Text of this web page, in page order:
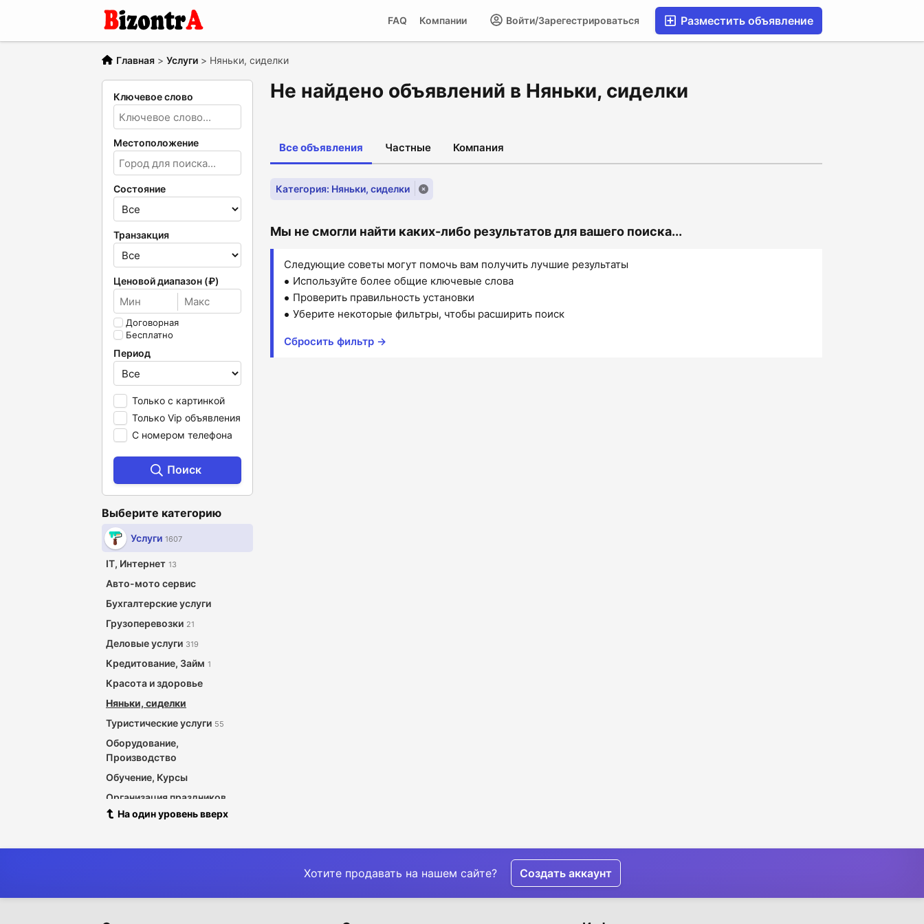
Разместить объявление
Войти/Зарегестрироваться
Компании
FAQ
Главная > Услуги > Няньки, сиделки
Ключевое слово
Местоположение
Состояние
Транзакция
Ценовой диапазон (₽)
Договорная
Бесплатно
Период
Только с картинкой
Только Vip объявления
С номером телефона
Поиск
Выберите категорию
Услуги 1607
IT, Интернет 13
Авто-мото сервис
Бухгалтерские услуги
Грузоперевозки 21
Деловые услуги 319
Кредитование, Займ 1
Красота и здоровье
Няньки, сиделки
Туристические услуги 55
Оборудование,
Производство
Обучение, Курсы
Организация праздников
Охрана и безопасность
Регистрация, ликвидация
На один уровень вверх
Не найдено объявлений в Няньки, сиделки
Все объявления Частные Компания
Категория: Няньки, сиделки
Мы не смогли найти каких-либо результатов для вашего поиска...
Следующие советы могут помочь вам получить лучшие результаты
Используйте более общие ключевые слова
Проверить правильность установки
Уберите некоторые фильтры, чтобы расширить поиск
Сбросить фильтр →
Хотите продавать на нашем сайте? Создать аккаунт